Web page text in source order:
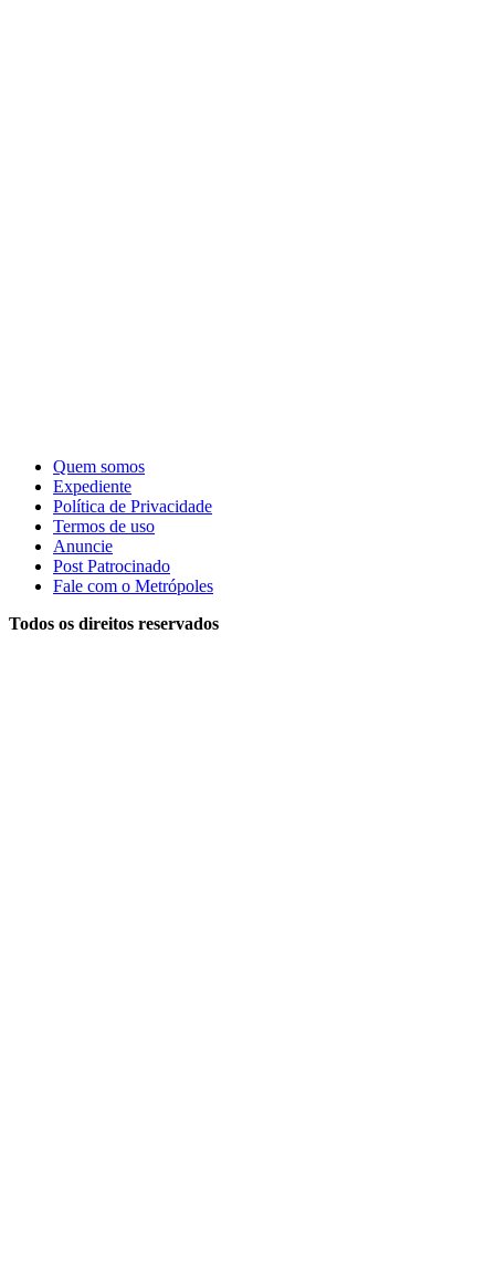
Quem somos
Expediente
Política de Privacidade
Termos de uso
Anuncie
Post Patrocinado
Fale com o Metrópoles
Todos os direitos reservados